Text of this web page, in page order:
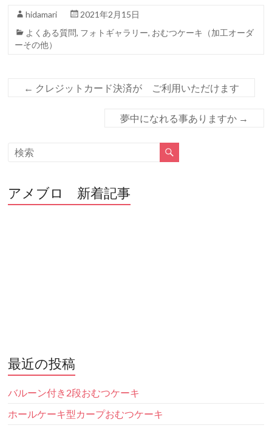
e
b
o
k
itt
er
e
hidamari
2021年2月15日
よくある質問, フォトギャラリー, おむつケーキ（加工オーダ
ーその他）
← クレジットカード決済が ご利用いただけます
夢中になれる事ありますか →
アメブロ 新着記事
最近の投稿
バルーン付き2段おむつケーキ
ホールケーキ型カープおむつケーキ